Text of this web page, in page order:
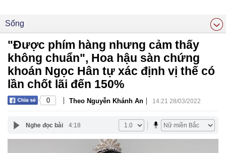
Sống
"Được phím hàng nhưng cảm thấy
không chuẩn", Hoa hậu sàn chứng
khoán Ngọc Hân tự xác định vị thế có
lần chốt lãi đến 150%
0 | Theo Nguyễn Khánh An | 14:21 28/03/2022
Nghe đọc bài 4:18